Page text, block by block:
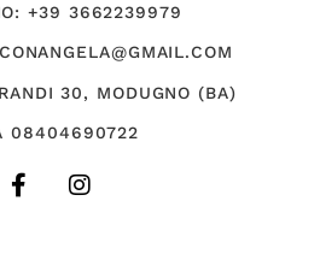
+39 3662239979
30, MODUGNO (BA)
08404690722